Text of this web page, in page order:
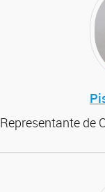
Representante de